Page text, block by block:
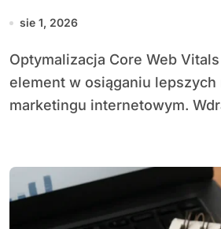
sie 1, 2026
Optymalizacja Core Web Vitals to kluczowy
element w osiąganiu
marketingu internetowym.